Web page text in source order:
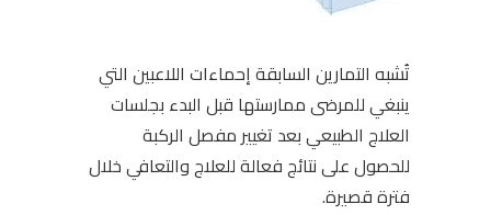
تُشبه التمارين السابقة إحماءات اللاعبين التي
ينبغي للمرضى ممارستها قبل البدء بجلسات
العلاج الطبيعي بعد تغيير مفصل الركبة
للحصول على نتائج فعالة للعلاج والتعافي خلال
فترة قصيرة.